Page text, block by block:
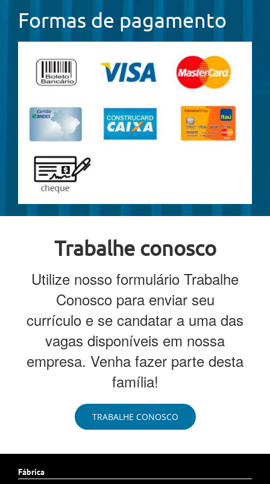
Formas de pagamento
Trabalhe conosco
Utilize nosso formulário Trabalhe
Conosco para enviar seu
currículo e se candatar a uma das
vagas disponíveis em nossa
empresa. Venha fazer parte desta
família!
TRABALHE CONOSCO
Fábrica